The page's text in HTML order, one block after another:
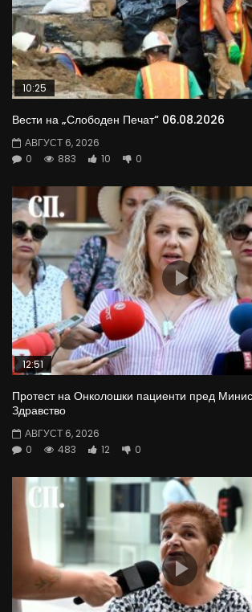
10:25
Вести на „Слободен Печат“ 06.08.2026
АВГУСТ 6, 2026
0
883 10 0
12:51
Протест на Онколошки пациенти пред
Здравство
АВГУСТ 6, 2026
0
483 12 0